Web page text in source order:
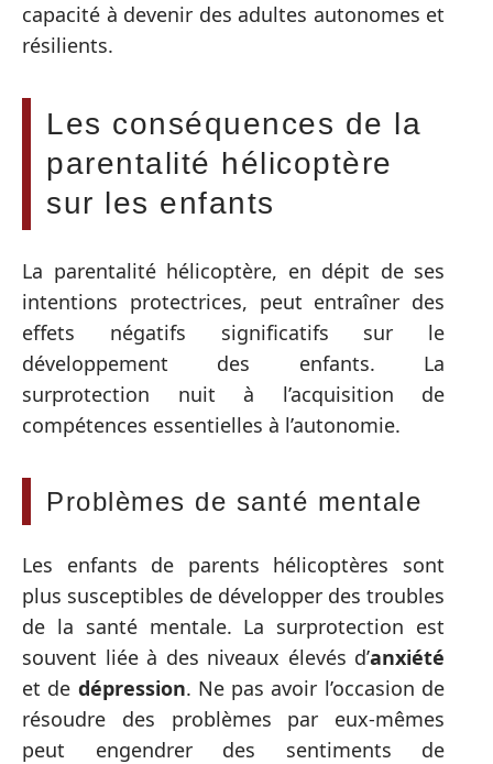
capacité à devenir des adultes autonomes et
résilients.
Les conséquences de la
parentalité hélicoptère
sur les enfants
La parentalité hélicoptère, en dépit de ses
intentions protectrices, peut entraîner des
effets négatifs significatifs sur le
développement des enfants. La
surprotection nuit à l’acquisition de
compétences essentielles à l’autonomie.
Problèmes de santé mentale
Les enfants de parents hélicoptères sont
plus susceptibles de développer des troubles
de la santé mentale. La surprotection est
souvent liée à des niveaux élevés d’anxiété
et de dépression. Ne pas avoir l’occasion de
résoudre des problèmes par eux-mêmes
peut engendrer des sentiments de